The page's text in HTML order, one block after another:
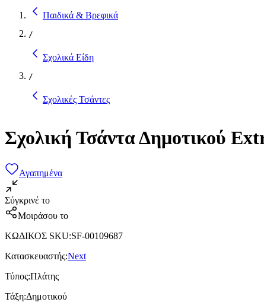
Παιδικά & Βρεφικά
/
Σχολικά Είδη
/
Σχολικές Τσάντες
Σχολική Τσάντα Δημοτικού
Αγαπημένα
Σύγκρινέ το
Μοιράσου το
ΚΩΔΙΚΟΣ SKU:SF-00109687
Κατασκευαστής:Next
Τύπος:Πλάτης
Τάξη:Δημοτικού